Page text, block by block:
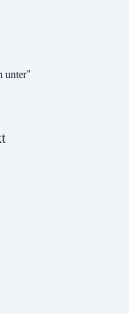
unter"